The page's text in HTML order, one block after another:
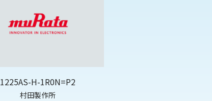
1225AS-H-1R0N=P2
村田製作所